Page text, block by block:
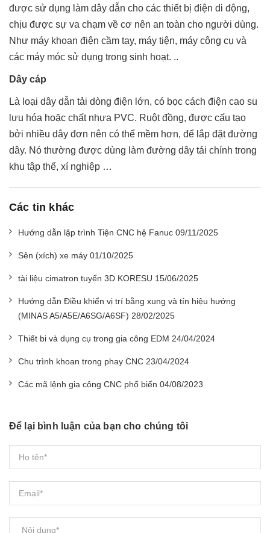
được sử dụng làm dây dẫn cho các thiết bị điện di động,
chịu được sự va chạm về cơ nên an toàn cho người dùng.
Như máy khoan điện cầm tay, máy tiện, máy công cụ và
các máy móc sử dụng trong sinh hoạt. ..
Dây cáp
Là loại dây dẫn tải dòng điện lớn, có bọc cách điện cao su
lưu hóa hoặc chất nhựa PVC. Ruột đồng, được cấu tạo
bởi nhiều dây đơn nên có thể mềm hơn, để lắp đặt đường
dây. Nó thường được dùng làm đường dây tải chính trong
khu tập thể, xí nghiệp …
Các tin khác
Hướng dẫn lập trình Tiện CNC hệ Fanuc 09/11/2025
Sên (xích) xe máy 01/10/2025
tài liệu cimatron tuyển 3D KORESU 15/06/2025
Hướng dẫn Điều khiển vị trí bằng xung và tín hiệu hướng
(MINAS A5/A5E/A6SG/A6SF) 28/02/2025
Thiết bi và dụng cụ trong gia công EDM 24/04/2024
Chu trình khoan trong phay CNC 23/04/2024
Các mã lệnh gia công CNC phổ biến 04/08/2023
Để lại bình luận của bạn cho chúng tôi